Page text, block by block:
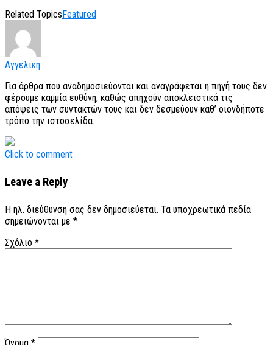
Related Topics Featured
Αγγελική
Για άρθρα που αναδημοσιεύονται και αναγράφεται η πηγή τους δεν
φέρουμε καμμία ευθύνη, καθώς απηχούν αποκλειστικά τις
απόψεις των συντακτών τους και δεν δεσμεύουν καθ’ οιονδήποτε
τρόπο την ιστοσελίδα.
Click to comment
Leave a Reply
Η ηλ. διεύθυνση σας δεν δημοσιεύεται. Τα υποχρεωτικά πεδία
σημειώνονται με *
Σχόλιο *